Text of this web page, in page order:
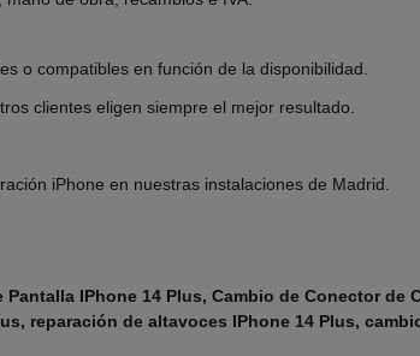
o compatibles en función de la disponibilidad.
clientes eligen siempre el mejor resultado.
iPhone en nuestras instalaciones de Madrid.
Pantalla IPhone 14 Plus, Cambio de Conector de
reparación de altavoces IPhone 14 Plus,